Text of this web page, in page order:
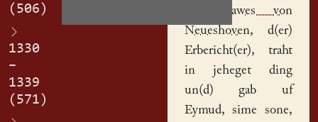
(506)
1330
–
1339
(571)
Niclawes von
Neueshoven, d(er)
Erbericht(er), traht
in jeheget ding
un(d) gab uf
Eymud, sime sone,